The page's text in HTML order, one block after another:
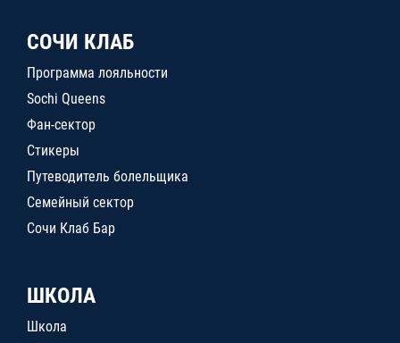
СОЧИ КЛАБ
Программа лояльности
Sochi Queens
Фан-сектор
Стикеры
Путеводитель болельщика
Семейный сектор
Сочи Клаб Бар
ШКОЛА
Школа